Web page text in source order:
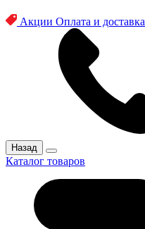
Акции Оплата и доставка
Назад
Каталог товаров